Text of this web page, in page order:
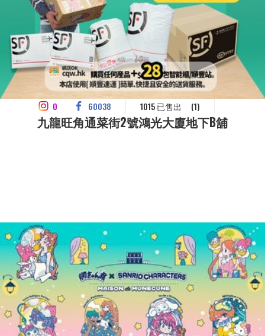
0 60038 1015 已售出 (1)
九龍旺角通菜街2號鴻光大廈地下B舖